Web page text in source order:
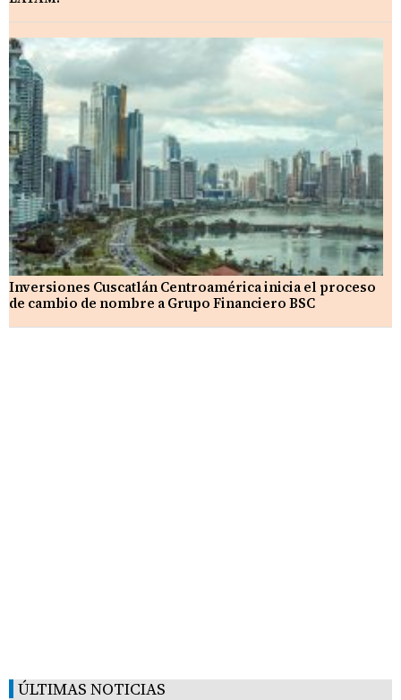
Inversiones Cuscatlán Centroamérica inicia el proceso
de cambio de nombre a Grupo Financiero BSC
ÚLTIMAS NOTICIAS